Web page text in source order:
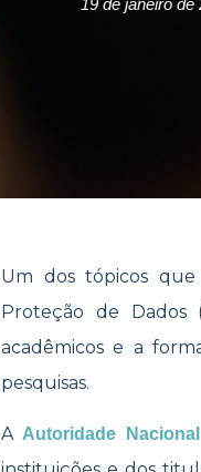
19 de janeiro de
Um dos tópicos
Proteção de Dados
acadêmicos e a
pesquisas.
AAutoridade